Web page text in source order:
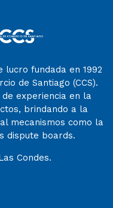
lucro fundada en 1992
de Santiago (CCS).
experiencia en la
brindando a la
mecanismos como la
dispute boards.
Condes.